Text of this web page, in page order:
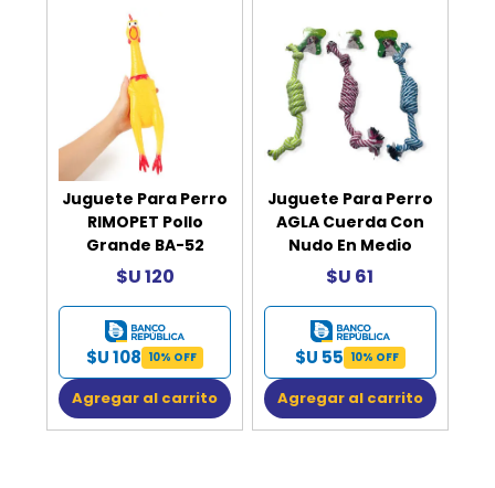
Juguete Para Perro
RIMOPET Pollo
Grande BA-52
$U 120
$U 108 10% OFF
Agregar al carrito
Juguete Para Perro
AGLA Cuerda Con
Nudo En Medio
$U 61
$U 55 10% OFF
Agregar al carrito